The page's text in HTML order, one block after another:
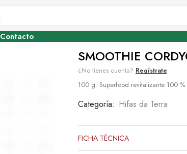
Contacto
SMOOTHIE
¿No tienes cuenta? Regístrate
100 g. Superfood revitalizante 100
Categoría: Hifas da Terra
FICHA TÉCNICA